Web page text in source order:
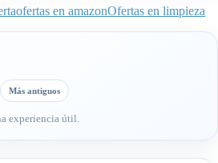
ofertas en amazonOfertas en limpieza
Más antiguos
experiencia útil.